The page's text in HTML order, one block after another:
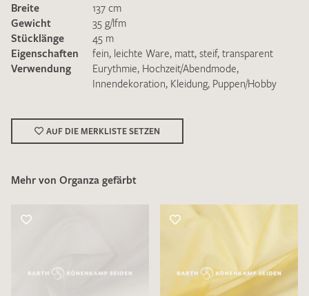
Ich bin damit einverstanden, dass meine angegebenen Daten
zur Beantwortung meiner Musteranfrage genutzt werden.
DieDatenschutzbestimmungenhabe ich zur Kenntnis
genommen und akzeptiere diese.
Breite
137 cm
Gewicht
35 g/lfm
Stücklänge
45 m
Eigenschaften
fein, leichte Ware, matt, steif, transparent
Verwendung
Eurythmie, Hochzeit/Abendmode,
Innendekoration, Kleidung, Puppen/Hobby
AUF DIE MERKLISTE SETZEN
Mehr von Organza gefärbt